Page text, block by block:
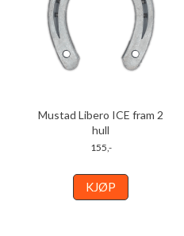
Mustad Libero ICE fram 2
hull
155,-
KJØP